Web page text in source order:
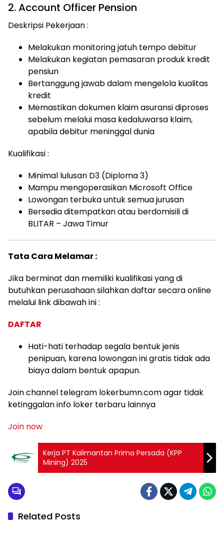
2. Account Officer Pension
Deskripsi Pekerjaan :
Melakukan monitoring jatuh tempo debitur
Melakukan kegiatan pemasaran produk kredit
pensiun
Bertanggung jawab dalam mengelola kualitas
kredit
Memastikan dokumen klaim asuransi diproses
sebelum melalui masa kedaluwarsa klaim,
apabila debitur meninggal dunia
Kualifikasi :
Minimal lulusan D3 (Diploma 3)
Mampu mengoperasikan Microsoft Office
Lowongan terbuka untuk semua jurusan
Bersedia ditempatkan atau berdomisili di
BLITAR – Jawa Timur
Tata Cara Melamar :
Jika berminat dan memiliki kualifikasi yang di
butuhkan perusahaan silahkan daftar secara online
melalui link dibawah ini :
DAFTAR
Hati-hati terhadap segala bentuk jenis
penipuan, karena lowongan ini gratis tidak ada
biaya dalam bentuk apapun.
Join channel telegram lokerbumn.com agar tidak
ketinggalan info loker terbaru lainnya
Join now
Kerja PT Kalimantan Prima Persada (KPP
Mining) 2025
Related Posts